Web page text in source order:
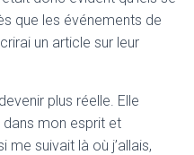
que les événements de
un article sur leur
plus réelle. Elle
dans mon esprit et
suivait là où j’allais,